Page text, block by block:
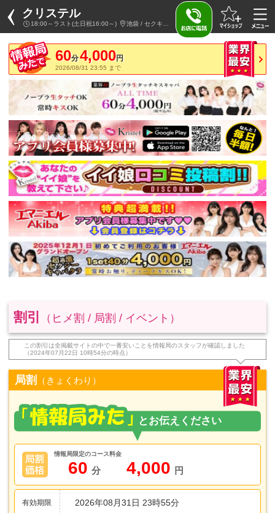
クリステル
18:00～ラスト(土日祝16:00～) 池袋 / セクキャバ
60分4,000円
2026/08/31 23:55 まで
割引 （ヒメ割 / 局割 / イベント）
この割引は全掲載サイトの中で一番安いことを情報局のスタッフが確認しました
（2024年07月22日 10時54分の時点）
局割 （きょくわり）
情報局限定のコース料金
60 分 4,000 円
有効期限 2026年08月31日 23時55分